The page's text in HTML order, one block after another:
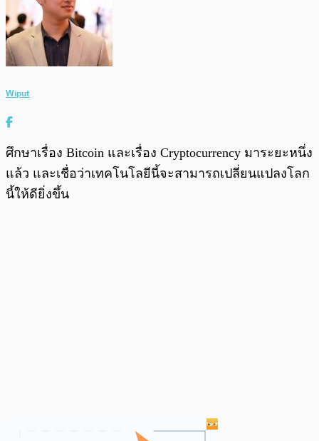
Wiput
ศึกษาเรื่อง Bitcoin และเรื่อง Cryptocurrency มาระยะหนึ่ง
แล้ว และเชื่อว่าเทคโนโลยีนี้จะสามารถเปลี่ยนแปลงโลก
นี้ให้ดียิ่งขึ้น